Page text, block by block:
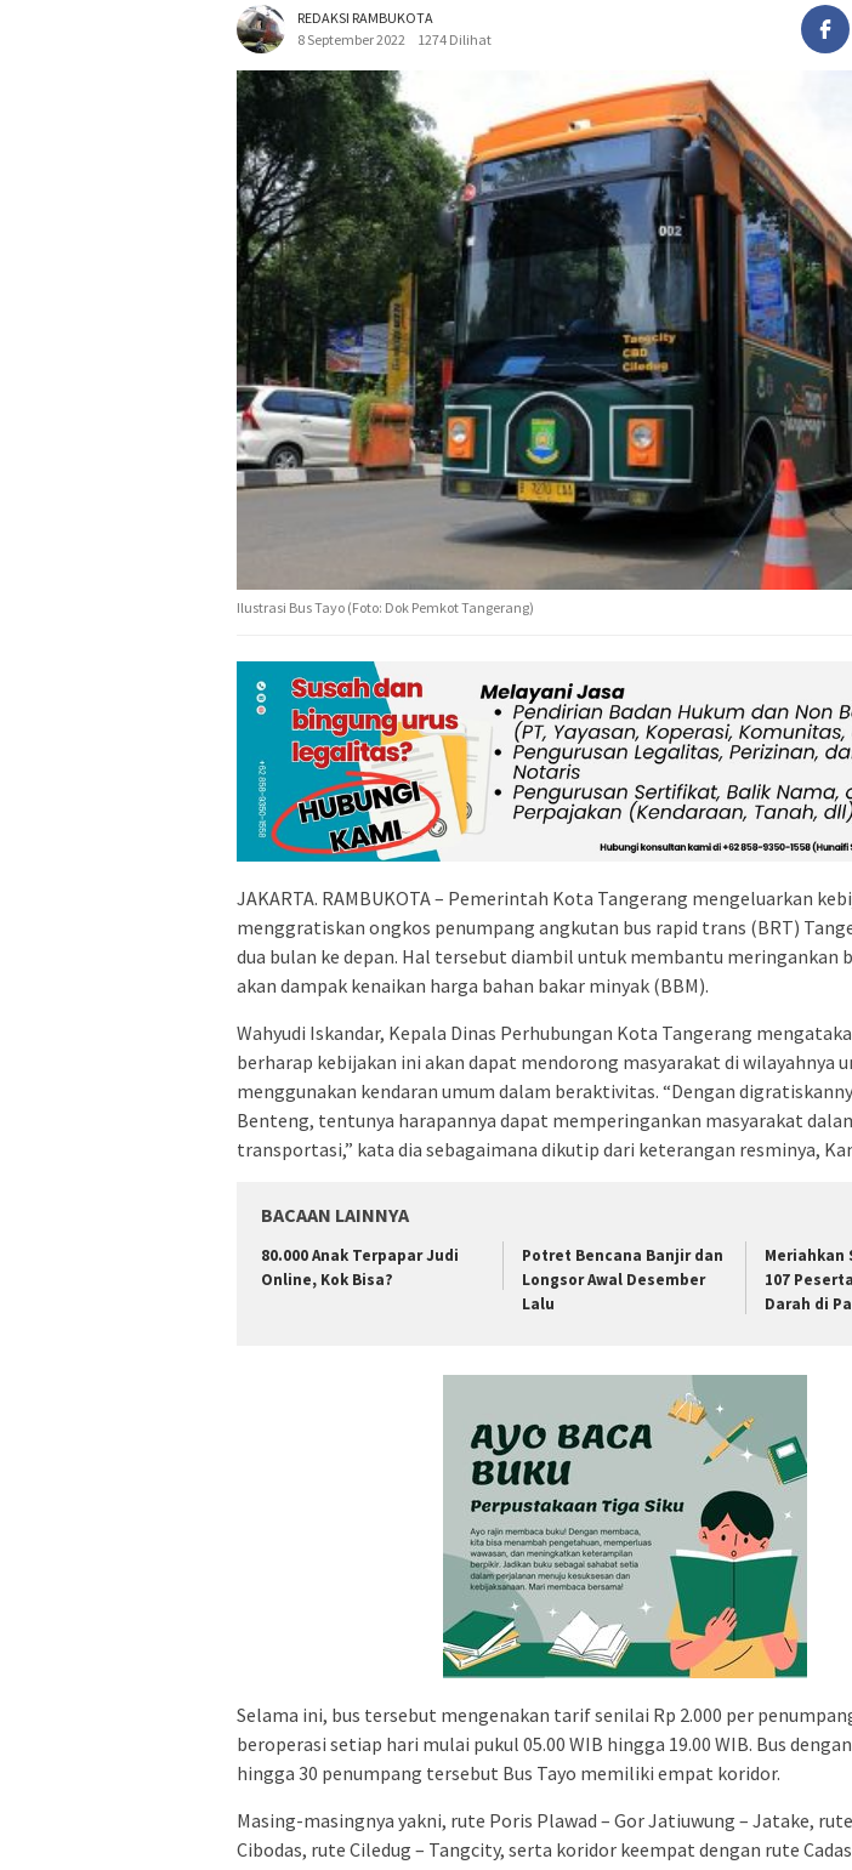
REDAKSI RAMBUKOTA
8 September 2022
1274 Dilihat
Ilustrasi Bus Tayo (Foto: Dok Pemkot Tangerang)
JAKARTA. RAMBUKOTA – Pemerintah Kota Tangerang mengeluarkan
menggratiskan ongkos penumpang angkutan bus rapid trans (BRT)
dua bulan ke depan. Hal tersebut diambil untuk membantu meringankan
akan dampak kenaikan harga bahan bakar minyak (BBM).
Wahyudi Iskandar, Kepala Dinas Perhubungan Kota Tangerang
berharap kebijakan ini akan dapat mendorong masyarakat di wilayahnya
menggunakan kendaran umum dalam beraktivitas. “Dengan
Benteng, tentunya harapannya dapat memperingankan masyarakat
transportasi,” kata dia sebagaimana dikutip dari keterangan resminya,
BACAAN LAINNYA
80.000 Anak Terpapar Judi
Online, Kok Bisa?
Potret Bencana Banjir dan
Longsor Awal Desember
Lalu
Meriahkan
107
Darah di
Selama ini, bus tersebut mengenakan tarif senilai Rp 2.000 per
beroperasi setiap hari mulai pukul 05.00 WIB hingga 19.00 WIB. Bus
hingga 30 penumpang tersebut Bus Tayo memiliki empat koridor.
Masing-masingnya yakni, rute Poris Plawad – Gor Jatiuwung – Jatake,
Cibodas, rute Ciledug – Tangcity, serta koridor keempat dengan rute